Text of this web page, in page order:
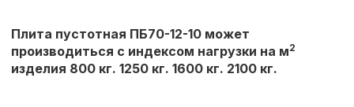
Плита пустотная ПБ70-12-10 может
производиться с индексом нагрузки на м2
изделия 800 кг. 1250 кг. 1600 кг. 2100 кг.